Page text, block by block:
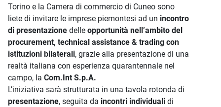
Torino e la Camera di commercio di Cuneo sono
liete di invitare le imprese piemontesi ad un incontro
di presentazione delle opportunità nell’ambito del
procurement, technical assistance & trading con
istituzioni bilaterali, grazie alla presentazione di una
realtà italiana con esperienza quarantennale nel
campo, la Com.Int S.p.A.
L’iniziativa sarà strutturata in una tavola rotonda di
presentazione, seguita da incontri individuali di